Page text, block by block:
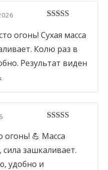
огонь! Сухая масса
Колю раз в
Результат виден
огонь! 💪 Масса
сила зашкаливает.
удобно и